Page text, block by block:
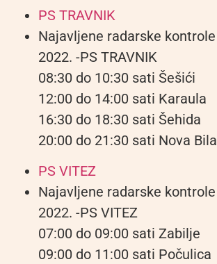
PS TRAVNIK
Najavljene radarske
2022. -PS TRAVNIK
08:30 do 10:30 sati Šešići
12:00 do 14:00 sati Karaula
16:30 do 18:30 sati Šehida
20:00 do 21:30 sati Nova Bila
PS VITEZ
Najavljene radarske
2022. -PS VITEZ
07:00 do 09:00 sati Zabilje
09:00 do 11:00 sati Počulica